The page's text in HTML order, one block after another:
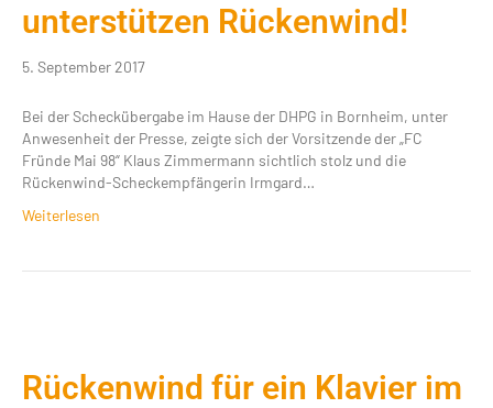
unterstützen Rückenwind!
5. September 2017
Bei der Scheckübergabe im Hause der DHPG in Bornheim, unter
Anwesenheit der Presse, zeigte sich der Vorsitzende der „FC
Fründe Mai 98“ Klaus Zimmermann sichtlich stolz und die
Rückenwind-Scheckempfängerin Irmgard…
Weiterlesen
Rückenwind für ein Klavier im